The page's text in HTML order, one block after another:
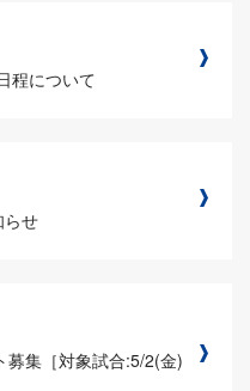
程について
らせ
募集［対象試合:5/2(金)